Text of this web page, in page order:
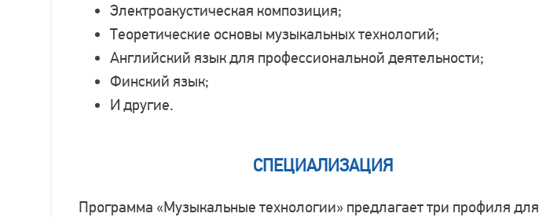
Электроакустическая композиция;
Теоретические основы музыкальных технологий;
Английский язык для профессиональной деятельности;
Финский язык;
И другие.
СПЕЦИАЛИЗАЦИЯ
Программа «Музыкальные технологии» предлагает три профиля для